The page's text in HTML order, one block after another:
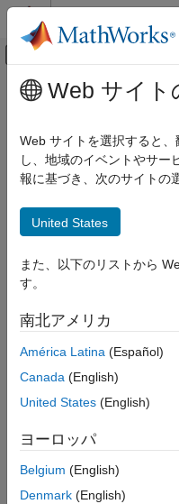
コンテンツへスキップ
オフキャンバ
ドキュメンテーションのホーム
コード検証
Polyspace Bug Finder
Polyspace Bug Finder Results
Common Weakness Enumeration
ON THIS PAGE
Description
Examples
Check Information
See Also
メインコンテンツ
CWE Rule 806
Buffer Access Using
Since R2023a
Description
The software uses the
or writing to a destination
memory that is outside of
Polyspace
The rule checker checks
overflow in string
Examples
expand all
Destination
Web サイト
Web サイトを選択すると
し、地域のイベントやサー
報に基づき、次のサイトの
United States
また、以下のリストから
す。
南北アメリカ
América Latina (Español)
Canada (English)
United States (English)
ヨーロッパ
Belgium (English)
Denmark (English)